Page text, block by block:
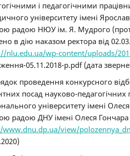
і педагогічними
університету імені
радою НЮУ ім. Я. Мудрого
в дію наказом ректора від
nlu.edu.ua/wp-content/uploads/
05.11.2018-р.pdf (дата
проведення конкурсного
посад науково-педагогічних
університету імені
радою ДНУ імені Олеся Гончара
view/